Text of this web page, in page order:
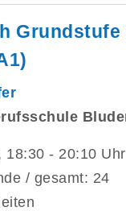
Grundstufe
18:30 - 20:10 Uhr
/ gesamt: 24